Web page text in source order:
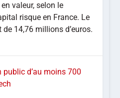
valeur, selon le
risque en France. Le
14,76 millions d’euros.